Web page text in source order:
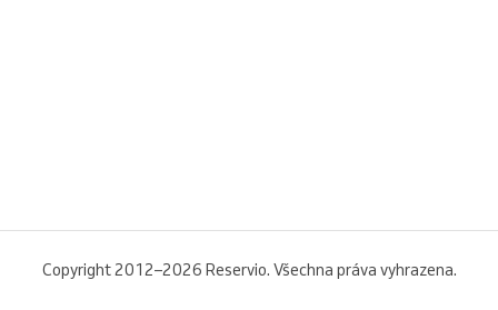
Copyright 2012–2026 Reservio. Všechna práva vyhrazena.